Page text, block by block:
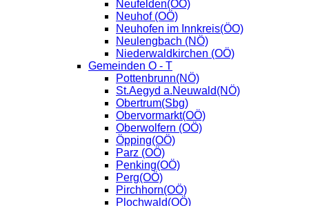
Neufelden(OÖ)
Neuhof (OÖ)
Neuhofen im Innkreis(ÖO)
Neulengbach (NÖ)
Niederwaldkirchen (OÖ)
Gemeinden O - T
Pottenbrunn(NÖ)
St.Aegyd a.Neuwald(NÖ)
Obertrum(Sbg)
Obervormarkt(OÖ)
Oberwolfern (OÖ)
Öpping(OÖ)
Parz (OÖ)
Penking(OÖ)
Perg(OÖ)
Pirchhorn(OÖ)
Plochwald(OÖ)